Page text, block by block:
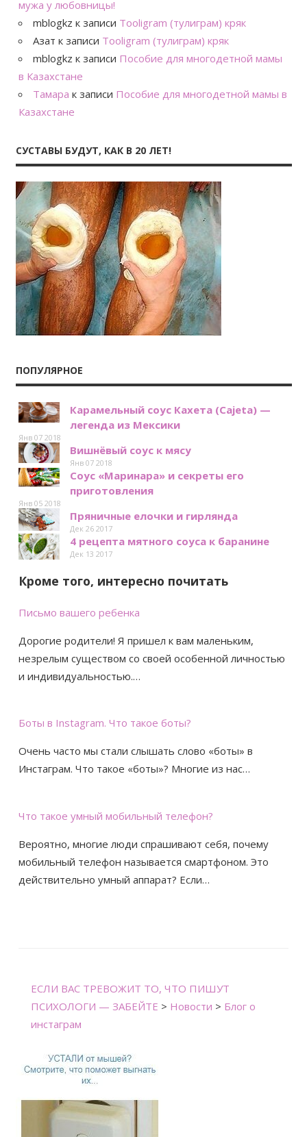
мужа у любовницы!
mblogkz к записи Tooligram (тулиграм) кряк
Азат к записи Tooligram (тулиграм) кряк
mblogkz к записи Пособие для многодетной мамы
в Казахстане
Тамара к записи Пособие для многодетной мамы в
Казахстане
СУСТАВЫ БУДУТ, КАК В 20 ЛЕТ!
ПОПУЛЯРНОЕ
Карамельный соус Кахета (Cajeta) —
легенда из Мексики
Янв 07 2018
Вишнёвый соус к мясу
Янв 07 2018
Соус «Маринара» и секреты его
приготовления
Янв 05 2018
Пряничные елочки и гирлянда
Дек 26 2017
4 рецепта мятного соуса к баранине
Дек 13 2017
Кроме того, интересно почитать
Письмо вашего ребенка
Дорогие родители! Я пришел к вам маленьким,
незрелым существом со своей особенной личностью
и индивидуальностью.…
Боты в Instagram. Что такое боты?
Очень часто мы стали слышать слово «боты» в
Инстаграм. Что такое «боты»? Многие из нас…
Что такое умный мобильный телефон?
Вероятно, многие люди спрашивают себя, почему
мобильный телефон называется смартфоном. Это
действительно умный аппарат? Если…
ЕСЛИ ВАС ТРЕВОЖИТ ТО, ЧТО ПИШУТ
ПСИХОЛОГИ — ЗАБЕЙТЕ > Новости > Блог о
инстаграм